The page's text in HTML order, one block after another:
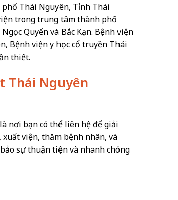
Thái Nguyên, Tỉnh Thái
trong trung tâm thành phố
Quyến và Bắc Kạn. Bệnh viện
Bệnh viện y học cổ truyền Thái
thiết.
Thái Nguyên
nơi bạn có thể liên hệ để giải
viện, thăm bệnh nhân, và
sự thuận tiện và nhanh chóng